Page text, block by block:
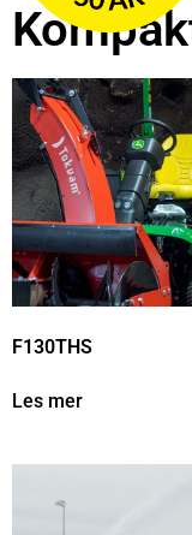
F130THS
Les mer